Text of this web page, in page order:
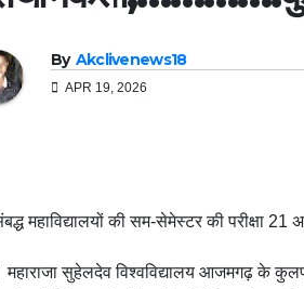
By Akclivenews18
APR 19, 2026
महाविद्यालयों की सम-सेमेस्टर की परीक्षा 21
सुहेलदेव विश्वविद्यालय आजमगढ़ के